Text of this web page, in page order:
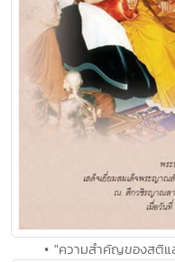
• "ความสำคัญของสติแ